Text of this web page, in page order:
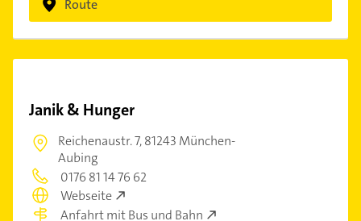
Route
Janik & Hunger
Reichenaustr. 7,81243 München-
Aubing
0176 81 14 76 62
Webseite
Anfahrt mit Bus und Bahn